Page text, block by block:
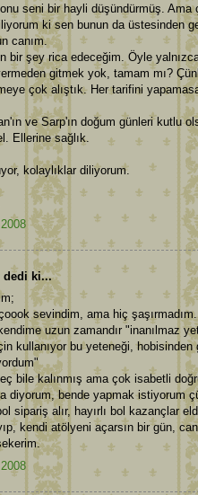
seni bir hayli düşündürmüş.
ki sen bunun da üstesinden
canım.
bir şey rica edeceğim. Öyle
gitmek yok, tamam mı?
çok alıştık. Her tarifini
ve Sarp'ın doğum günleri kutlu
Ellerine sağlık.
kolaylıklar diliyorum.
dedi ki...
sevindim, ama hiç şaşırmadım.
uzun zamandır "inanılmaz
kullanıyor bu yeteneği,
bile kalınmış ama çok isabetli
diyorum, bende yapmak istiyorum
sipariş alır, hayırlı bol kazançlar
kendi atölyeni açarsın bir gün,